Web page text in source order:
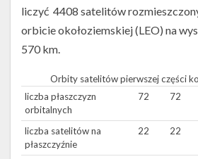
liczyć 4408 satelitów
orbicie okołoziemskiej (LEO) na
570 km.
Orbity satelitów pierwszej części
liczba płaszczyzn
orbitalnych
72 72
liczba satelitów na
płaszczyźnie
22 22